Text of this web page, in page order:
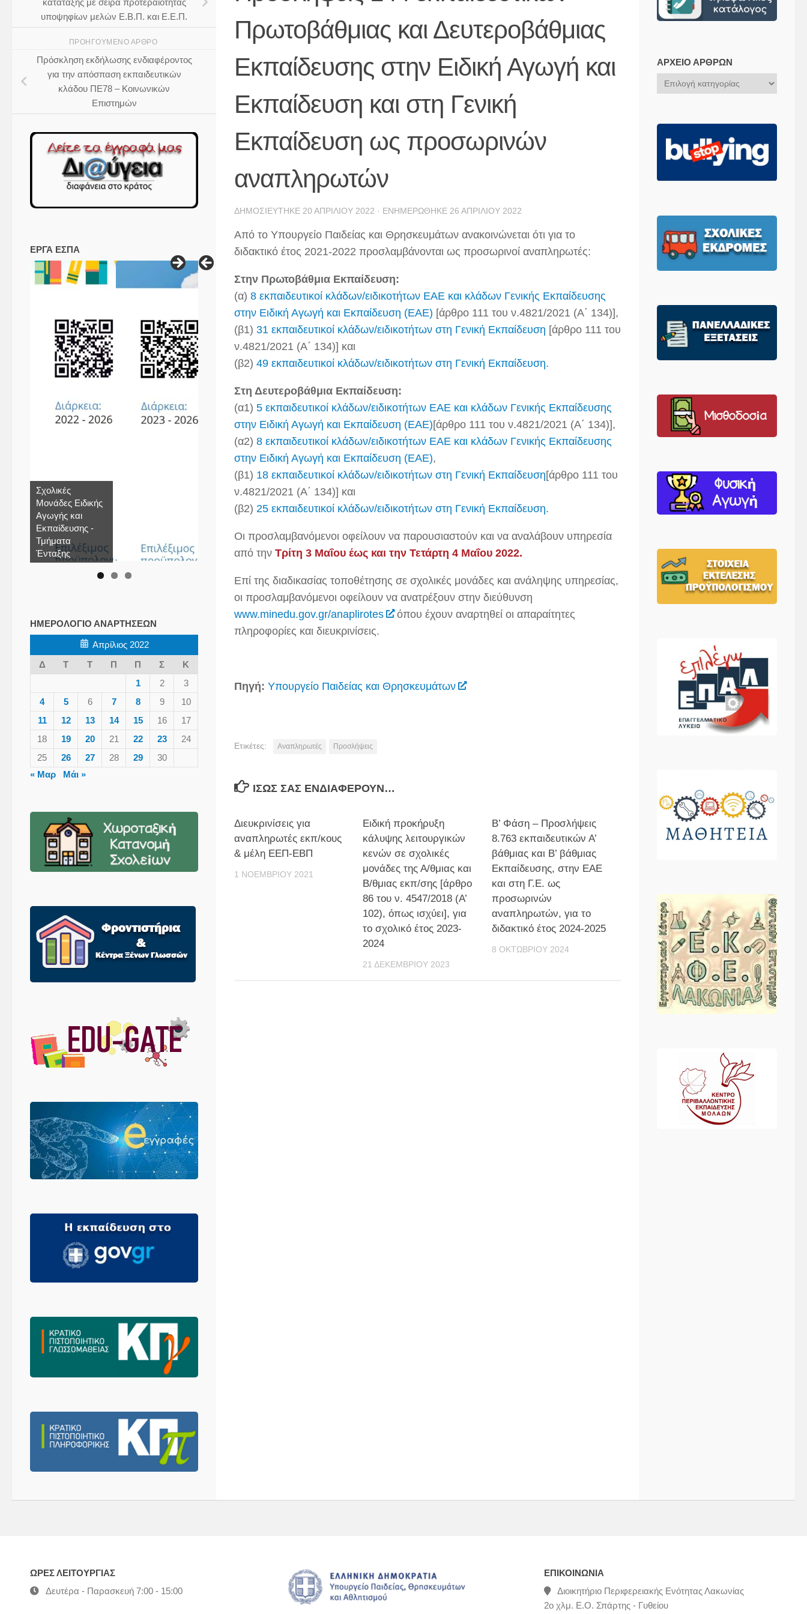
Πρωτοβάθμιας και Δευτεροβάθμιας
Εκπαίδευσης στην Ειδική Αγωγή και
Εκπαίδευση και στη Γενική
Εκπαίδευση ως προσωρινών
αναπληρωτών
ΔΗΜΟΣΙΕΎΤΗΚΕ 20 ΑΠΡΙΛΊΟΥ 2022 · ΕΝΗΜΕΡΏΘΗΚΕ 26 ΑΠΡΙΛΊΟΥ 2022
Από το Υπουργείο Παιδείας και Θρησκευμάτων ανακοινώνεται ότι για το
διδακτικό έτος 2021-2022 προσλαμβάνονται ως προσωρινοί αναπληρωτές:
Στην Πρωτοβάθμια Εκπαίδευση:
(α) 8 εκπαιδευτικοί κλάδων/ειδικοτήτων ΕΑΕ και κλάδων Γενικής Εκπαίδευσης
στην Ειδική Αγωγή και Εκπαίδευση (ΕΑΕ) [άρθρο 111 του ν.4821/2021 (Α΄ 134)],
(β1) 31 εκπαιδευτικοί κλάδων/ειδικοτήτων στη Γενική Εκπαίδευση [άρθρο 111 του
ν.4821/2021 (Α΄ 134)] και
(β2) 49 εκπαιδευτικοί κλάδων/ειδικοτήτων στη Γενική Εκπαίδευση.
Στη Δευτεροβάθμια Εκπαίδευση:
(α1) 5 εκπαιδευτικοί κλάδων/ειδικοτήτων ΕΑΕ και κλάδων Γενικής Εκπαίδευσης
στην Ειδική Αγωγή και Εκπαίδευση (ΕΑΕ)[άρθρο 111 του ν.4821/2021 (Α΄ 134)],
(α2) 8 εκπαιδευτικοί κλάδων/ειδικοτήτων ΕΑΕ και κλάδων Γενικής Εκπαίδευσης
στην Ειδική Αγωγή και Εκπαίδευση (ΕΑΕ),
(β1) 18 εκπαιδευτικοί κλάδων/ειδικοτήτων στη Γενική Εκπαίδευση[άρθρο 111 του
ν.4821/2021 (Α΄ 134)] και
(β2) 25 εκπαιδευτικοί κλάδων/ειδικοτήτων στη Γενική Εκπαίδευση.
Οι προσλαμβανόμενοι οφείλουν να παρουσιαστούν και να αναλάβουν υπηρεσία
από την Τρίτη 3 Μαΐου έως και την Τετάρτη 4 Μαΐου 2022.
Επί της διαδικασίας τοποθέτησης σε σχολικές μονάδες και ανάληψης υπηρεσίας,
οι προσλαμβανόμενοι οφείλουν να ανατρέξουν στην διεύθυνση
www.minedu.gov.gr/anaplirotes
όπου έχουν αναρτηθεί οι απαραίτητες
πληροφορίες και διευκρινίσεις.
Πηγή: Υπουργείο Παιδείας και Θρησκευμάτων
Ετικέτες: Αναπληρωτές Προσλήψεις
ΊΣΩΣ ΣΑΣ ΕΝΔΙΑΦΈΡΟΥΝ…
Διευκρινίσεις για
αναπληρωτές εκπ/κους
& μέλη ΕΕΠ-ΕΒΠ
1 ΝΟΕΜΒΡΊΟΥ 2021
Ειδική προκήρυξη
κάλυψης λειτουργικών
κενών σε σχολικές
μονάδες της Α/θμιας και
Β/θμιας εκπ/σης [άρθρο
86 του ν. 4547/2018 (Α’
102), όπως ισχύει], για
το σχολικό έτος 2023-
2024
21 ΔΕΚΕΜΒΡΊΟΥ 2023
Β’ Φάση – Προσλήψεις
8.763 εκπαιδευτικών Α’
βάθμιας και Β’ βάθμιας
Εκπαίδευσης, στην ΕΑΕ
και στη Γ.Ε. ως
προσωρινών
αναπληρωτών, για το
διδακτικό έτος 2024-2025
8 ΟΚΤΩΒΡΊΟΥ 2024
κατάταξης με σειρά προτεραιότητας
υποψηφίων μελών Ε.Β.Π. και Ε.Ε.Π.
ΠΡΟΗΓΟΎΜΕΝΟ ΆΡΘΡΟ
Πρόσκληση εκδήλωσης ενδιαφέροντος
για την απόσπαση εκπαιδευτικών
κλάδου ΠΕ78 – Κοινωνικών
Επιστημών
ΕΡΓΑ ΕΣΠΑ
Σχολικές
Μονάδες Ειδικής
Αγωγής και
Εκπαίδευσης -
Τμήματα
Ένταξης
ΗΜΕΡΟΛΌΓΙΟ ΑΝΑΡΤΉΣΕΩΝ
Απρίλιος 2022
Δ
Τ Τ Π Π Σ
Κ
1
2
3
4
5 6 7 8 9
10
11
12 13 14 15 16
17
18
19 20 21 22 23
24
25
26 27 28 29
30
« Μαρ
Μάι »
ΑΡΧΕΊΟ ΆΡΘΡΩΝ
Αρχείο
Άρθρων
ΩΡΕΣ ΛΕΙΤΟΥΡΓΙΑΣ
Δευτέρα - Παρασκευή 7:00 - 15:00
ΕΠΙΚΟΙΝΩΝΊΑ
Διοικητήριο Περιφερειακής Ενότητας Λακωνίας
2ο χλμ. Ε.Ο. Σπάρτης - Γυθείου